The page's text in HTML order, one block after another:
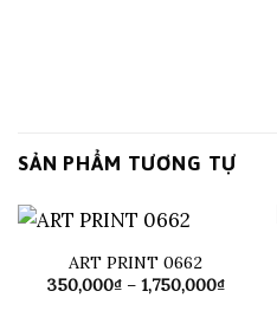
SẢN PHẨM TƯƠNG TỰ
ART PRINT 0662
350,000₫ – 1,750,000₫Khoảng